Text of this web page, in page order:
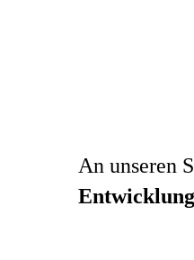
An unseren
Entwicklung